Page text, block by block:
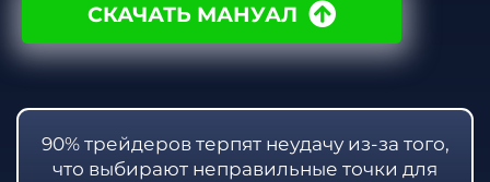
СКАЧАТЬ МАНУАЛ
90% трейдеровтерпят неудачу из-за того,
что выбирают неправильные точки для